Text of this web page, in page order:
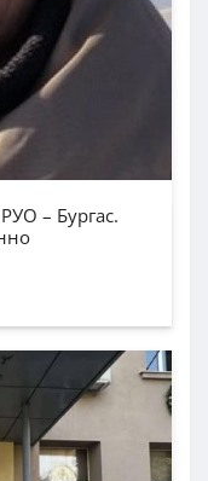
– Бургас.